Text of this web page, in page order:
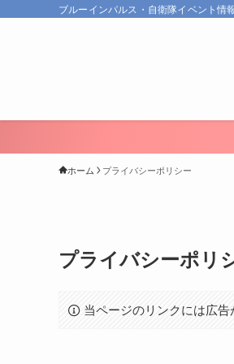
ブルーインパルス・自衛隊イベント情
ホーム プライバシーポリシー
プライバシーポリ
当ページのリンクには広告